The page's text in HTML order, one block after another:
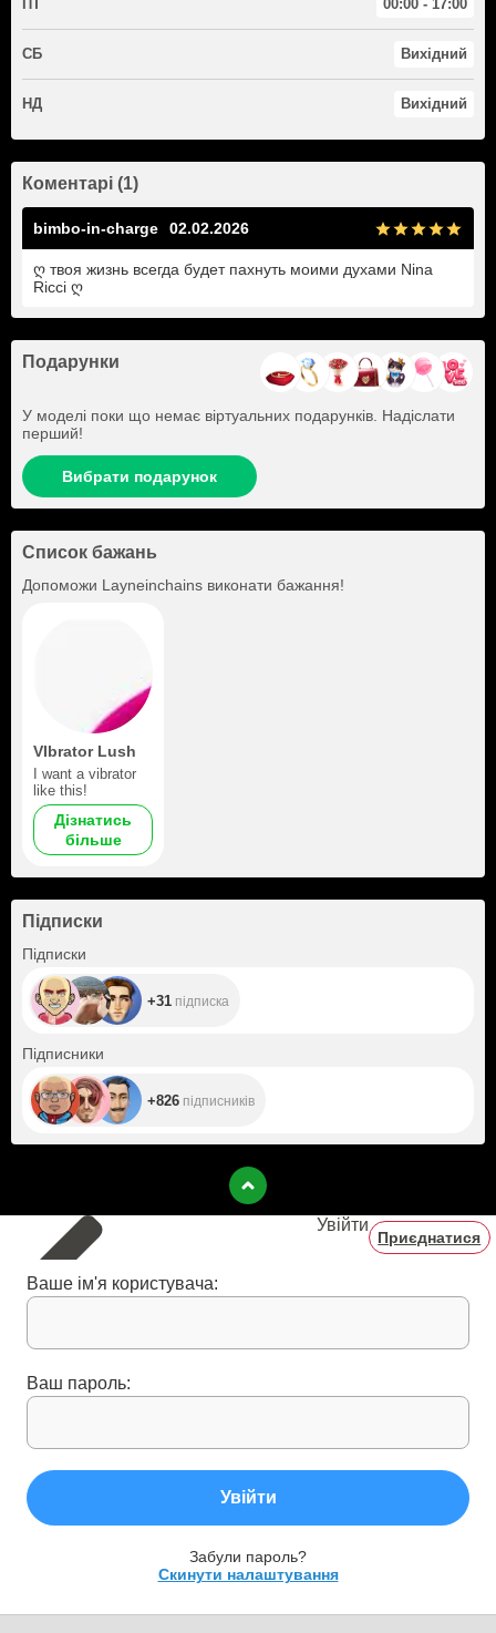
00:00 - 17:00
СБ Вихідний
НД Вихідний
Коментарі (1)
bimbo-in-charge 02.02.2026
ღ︎ твоя жизнь всегда будет пахнуть моими духами Nina
Ricci ღ︎
Подарунки
У моделі поки що немає віртуальних подарунків. Надіслати
перший!
Вибрати подарунок
Список бажань
Допоможи Layneinchains виконати бажання!
VIbrator Lush
I want a vibrator
like this!
Дізнатись
більше
Підписки
Підписки
+31 підписка
Підписники
+826 підписників
Увійти
Приєднатися
Ваше ім'я користувача:
Ваш пароль:
Увійти
Забули пароль?
Скинути налаштування